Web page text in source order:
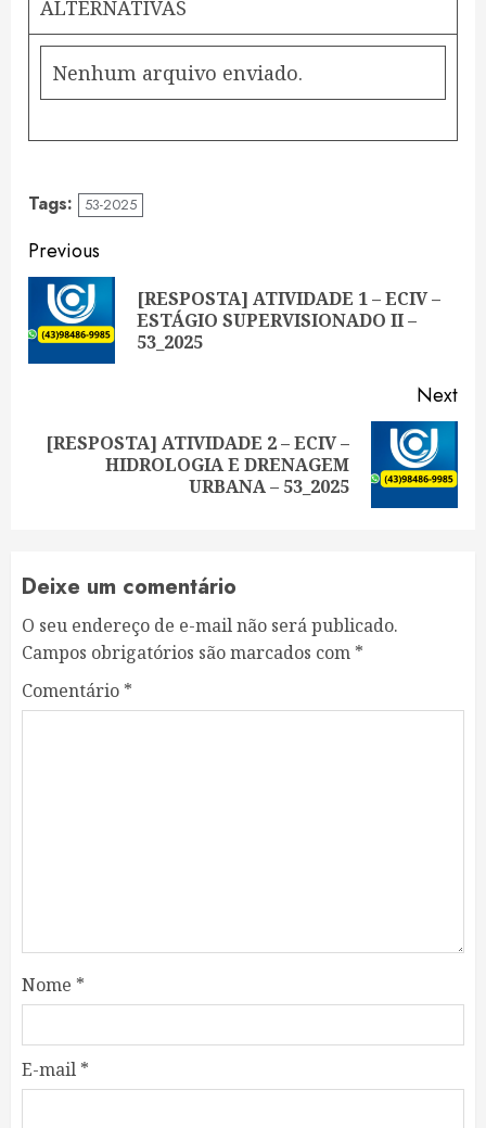
ALTERNATIVAS
Nenhum arquivo enviado.
Tags: 53-2025
Continue
Reading
Previous
[RESPOSTA] ATIVIDADE 1 – ECIV –
ESTÁGIO SUPERVISIONADO II –
53_2025
Next
Next
[RESPOSTA] ATIVIDADE 2 – ECIV –
HIDROLOGIA E DRENAGEM
URBANA – 53_2025
Deixe um comentário
O seu endereço de e-mail não será publicado.
Campos obrigatórios são marcados com *
Comentário *
Nome *
E-mail *